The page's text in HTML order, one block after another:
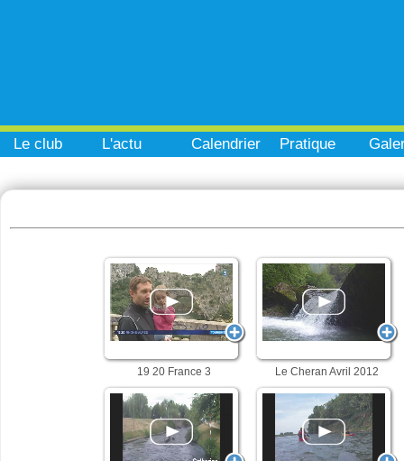
Le club L'actu Calendrier Pratique
19 20 France 3 Le Cheran Avril 2012